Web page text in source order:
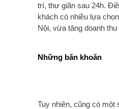
trí, thư giãn sau 24h.
khách có nhiều lựa
Nội, vừa tăng doanh
Những băn khoăn
Tuy nhiên, cũng có